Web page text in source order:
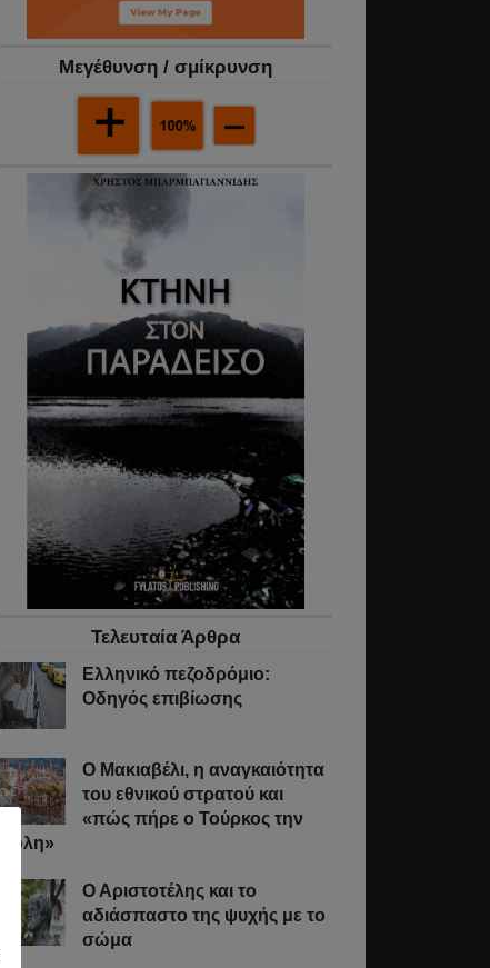
Mεγέθυνση / σμίκρυνση
Τελευταία Άρθρα
Ελληνικό πεζοδρόμιο:
Οδηγός επιβίωσης
Ο Μακιαβέλι, η αναγκαιότητα
του εθνικού στρατού και
«πώς πήρε ο Τούρκος την
Πόλη»
Ο Αριστοτέλης και το
αδιάσπαστο της ψυχής με το
σώμα